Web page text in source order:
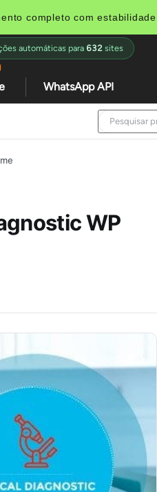
completo com estabilidade.
WhatsApp API
automáticas para 632 sites
WP